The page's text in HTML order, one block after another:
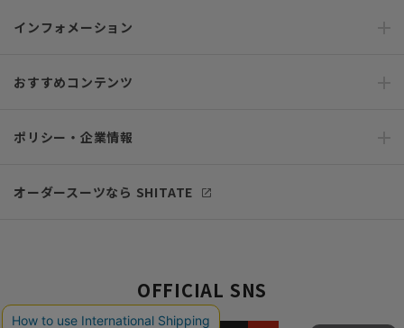
インフォメーション
おすすめコンテンツ
ポリシー・企業情報
オーダースーツなら SHITATE
OFFICIAL SNS